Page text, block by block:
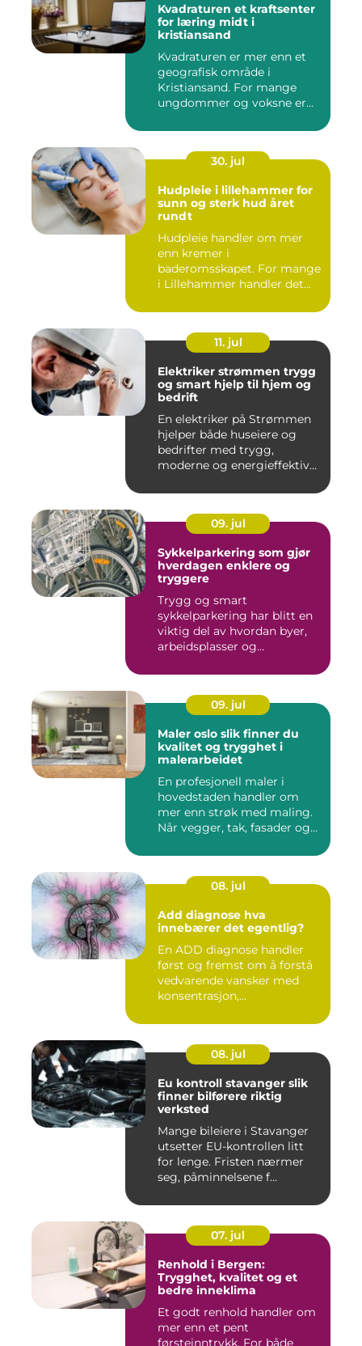
Kvadraturen et kraftsenter
for læring midt i
kristiansand
Kvadraturen er mer enn et
geografisk område i
Kristiansand. For mange
ungdommer og voksne er
30. jul
Hudpleie i lillehammer for
sunn og sterk hud året
rundt
Hudpleie handler om mer
enn kremer i
baderomsskapet. For mange
i Lillehammer handler det
11. jul
Elektriker strømmen trygg
og smart hjelp til hjem og
bedrift
En elektriker på Strømmen
hjelper både huseiere og
bedrifter med trygg,
moderne og energieffektiv
09. jul
Sykkelparkering som gjør
hverdagen enklere og
tryggere
Trygg og smart
sykkelparkering har blitt en
viktig del av hvordan byer,
arbeidsplasser og
09. jul
Maler oslo slik finner du
kvalitet og trygghet i
malerarbeidet
En profesjonell maler i
hovedstaden handler om
mer enn strøk med maling.
Når vegger, tak, fasader og...
08. jul
Add diagnose hva
innebærer det egentlig?
En ADD diagnose handler
først og fremst om å forstå
vedvarende vansker med
konsentrasjon,
08. jul
Eu kontroll stavanger slik
finner bilførere riktig
verksted
Mange bileiere i Stavanger
utsetter EU-kontrollen litt
for lenge. Fristen nærmer
seg, påminnelsene f...
07. jul
Renhold i Bergen:
Trygghet, kvalitet og et
bedre inneklima
Et godt renhold handler om
mer enn et pent
førsteinntrykk. For både